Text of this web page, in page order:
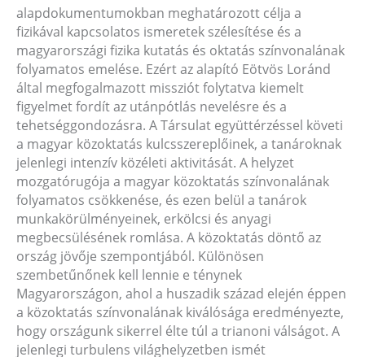
alapdokumentumokban meghatározott célja a
fizikával kapcsolatos ismeretek szélesítése és a
magyarországi fizika kutatás és oktatás színvonalának
folyamatos emelése. Ezért az alapító Eötvös Loránd
által megfogalmazott missziót folytatva kiemelt
figyelmet fordít az utánpótlás nevelésre és a
tehetséggondozásra. A Társulat együttérzéssel követi
a magyar közoktatás kulcsszereplőinek, a tanároknak
jelenlegi intenzív közéleti aktivitását. A helyzet
mozgatórugója a magyar közoktatás színvonalának
folyamatos csökkenése, és ezen belül a tanárok
munkakörülményeinek, erkölcsi és anyagi
megbecsülésének romlása. A közoktatás döntő az
ország jövője szempontjából. Különösen
szembetűnőnek kell lennie e ténynek
Magyarországon, ahol a huszadik század elején éppen
a közoktatás színvonalának kiválósága eredményezte,
hogy országunk sikerrel élte túl a trianoni válságot. A
jelenlegi turbulens világhelyzetben ismét